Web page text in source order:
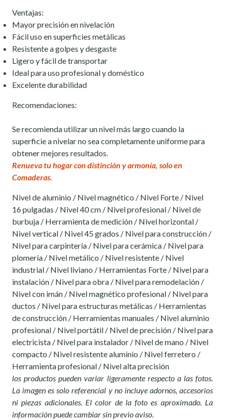
Ventajas:
Mayor precisión en nivelación
Fácil uso en superficies metálicas
Resistente a golpes y desgaste
Ligero y fácil de transportar
Ideal para uso profesional y doméstico
Excelente durabilidad
Recomendaciones:
Se recomienda utilizar un nivel más largo cuando la
superficie a nivelar no sea completamente uniforme para
obtener mejores resultados.
Renueva tu hogar con distinción y armonía, solo en
Comaderas.
Nivel de aluminio / Nivel magnético / Nivel Forte / Nivel
16 pulgadas / Nivel 40 cm / Nivel profesional / Nivel de
burbuja / Herramienta de medición / Nivel horizontal /
Nivel vertical / Nivel 45 grados / Nivel para construcción /
Nivel para carpintería / Nivel para cerámica / Nivel para
plomería / Nivel metálico / Nivel resistente / Nivel
industrial / Nivel liviano / Herramientas Forte / Nivel para
instalación / Nivel para obra / Nivel para remodelación /
Nivel con imán / Nivel magnético profesional / Nivel para
ductos / Nivel para estructuras metálicas / Herramientas
de construcción / Herramientas manuales / Nivel aluminio
profesional / Nivel portátil / Nivel de precisión / Nivel para
electricista / Nivel para instalador / Nivel de mano / Nivel
compacto / Nivel resistente aluminio / Nivel ferretero /
Herramienta profesional / Nivel alta precisión
los productos pueden variar ligeramente respecto a las fotos.
La imagen es solo referencial y no incluye adornos, accesorios
ni piezas adicionales. El color de la foto es aproximado. La
información puede cambiar sin previo aviso.